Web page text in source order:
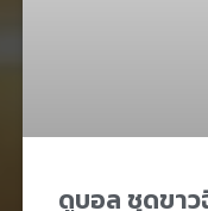
ดูบอล ชุดขา